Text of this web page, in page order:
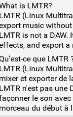
is LMTR?
LMTR (Linux
music
LMTR is not a DAW.
and export
ce que LMTR
LMTR (Linux
mixer et exporter de
LMTR n'est pas une
le son
morceau du début à